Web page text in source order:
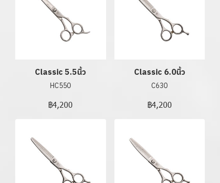
Classic 5.5นิ้ว
HC550
฿4,200
Classic 6.0นิ้ว
C630
฿4,200